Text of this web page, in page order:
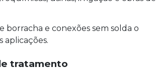
borracha e conexões sem solda o
aplicações.
tratamento